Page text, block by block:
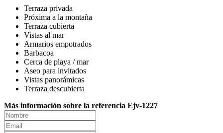
Terraza privada
Próxima a la montaña
Terraza cubierta
Vistas al mar
Armarios empotrados
Barbacoa
Cerca de playa / mar
Aseo para invitados
Vistas panorámicas
Terraza descubierta
Más información sobre la referencia Ejv-1227